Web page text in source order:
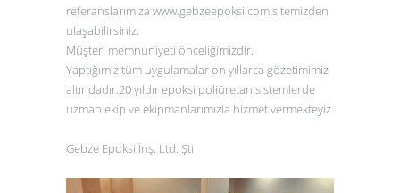
referanslarımıza www.gebzeepoksi.comsitemizden
ulaşabilirsiniz.
Müşteri memnuniyeti önceliğimizdir.
Yaptığımız tüm uygulamalar on yıllarca gözetimimiz
altındadır.20 yıldır epoksi poliüretan sistemlerde
uzman ekip ve ekipmanlarımızla hizmet vermekteyiz.
Gebze Epoksi İnş. Ltd. Şti